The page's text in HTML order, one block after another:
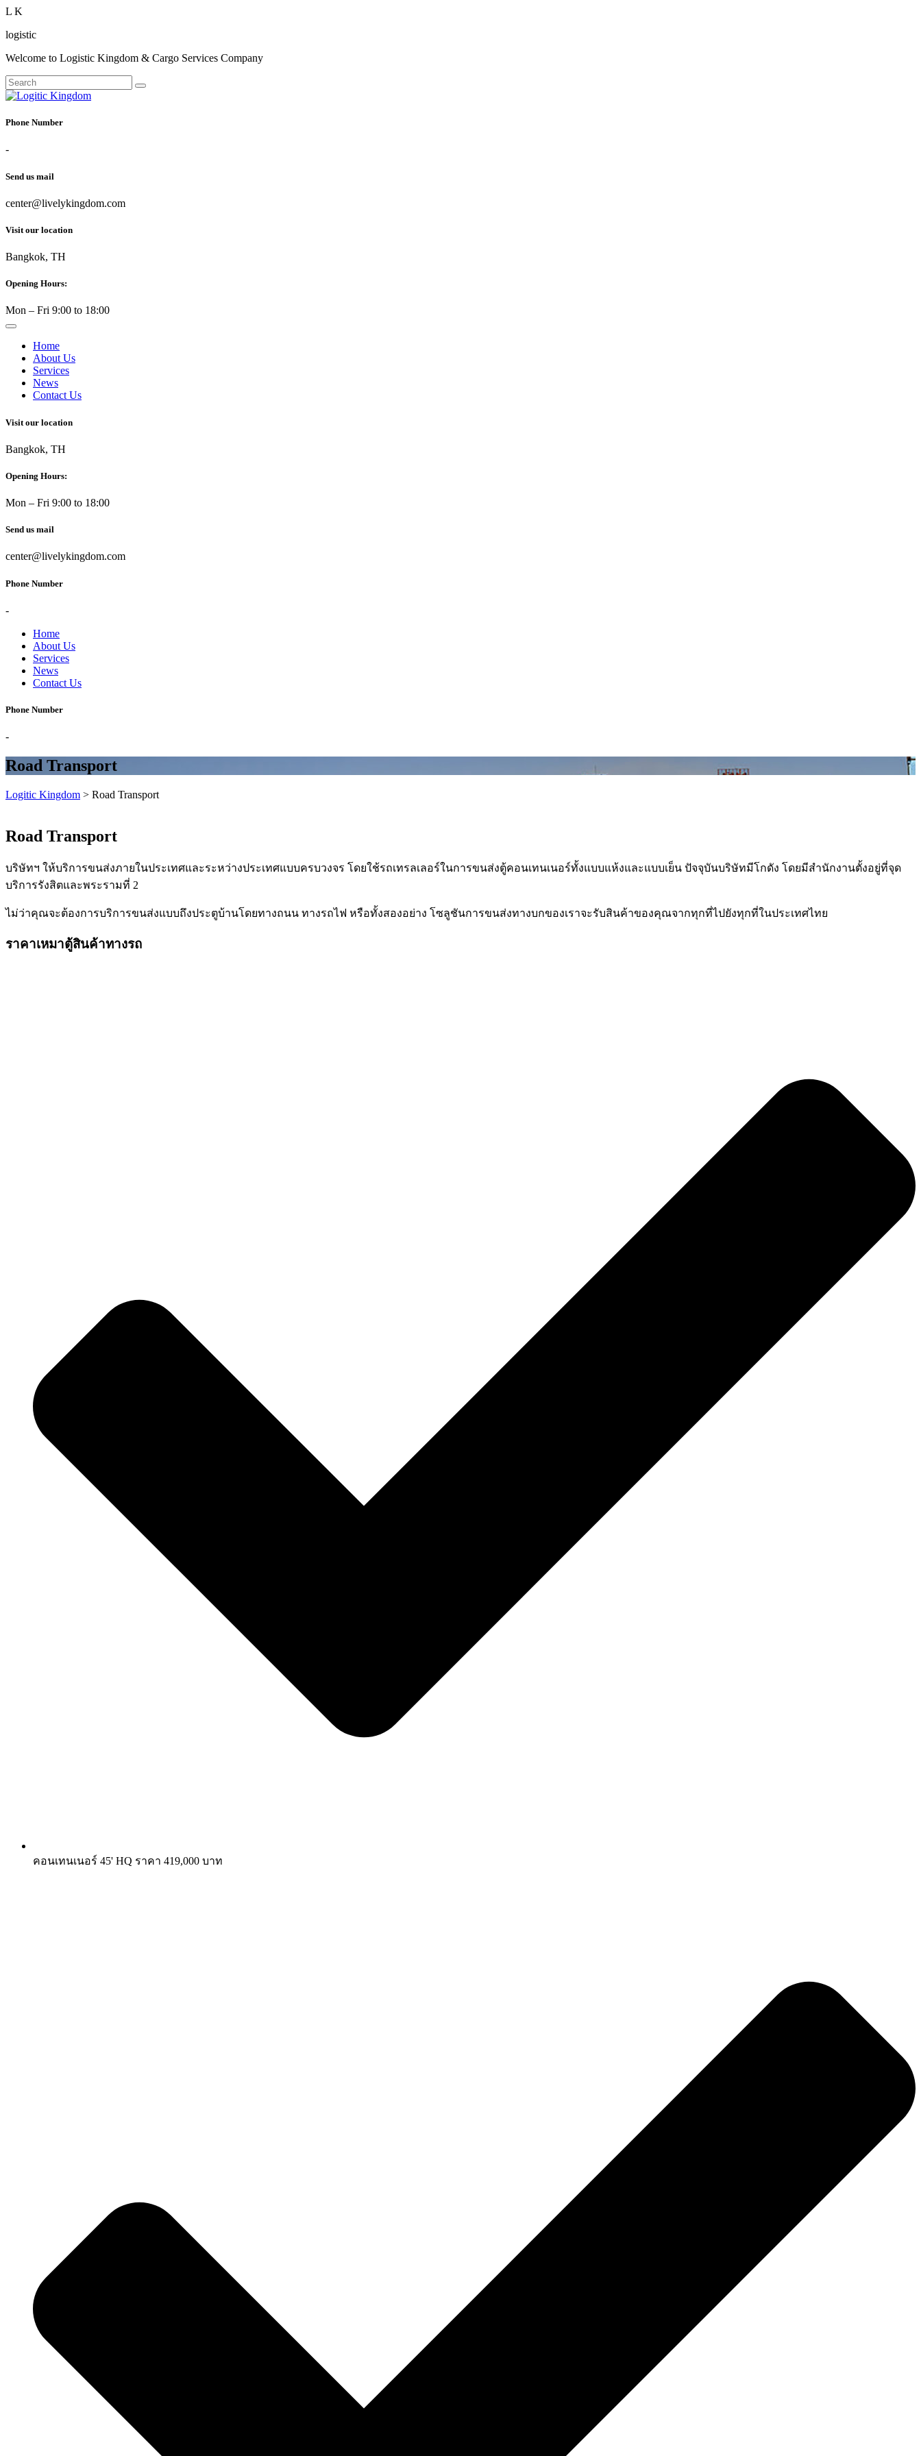
L K
logistic
Welcome to Logistic Kingdom & Cargo Services Company
Phone Number
-
Send us mail
center@livelykingdom.com
Visit our location
Bangkok, TH
Opening Hours:
Mon – Fri 9:00 to 18:00
Home
About Us
Services
News
Contact Us
Visit our location
Bangkok, TH
Opening Hours:
Mon – Fri 9:00 to 18:00
Send us mail
center@livelykingdom.com
Phone Number
-
Home
About Us
Services
News
Contact Us
Phone Number
-
Road Transport
Logitic Kingdom > Road Transport
Road Transport
บริษัทฯ ให้บริการขนส่งภายในประเทศและระหว่างประเทศแบบครบวงจร โดยใช้รถเทรลเลอร์ในการขนส่งตู้คอนเทนเนอร์ทั้งแบบแห้งและแบบเย็น ปัจจุบันบริษัทมีโกดัง โดยมีสำนักงานตั้งอยู่ที่จุด
บริการรังสิตและพระรามที่ 2
ไม่ว่าคุณจะต้องการบริการขนส่งแบบถึงประตูบ้านโดยทางถนน ทางรถไฟ หรือทั้งสองอย่าง โซลูชันการขนส่งทางบกของเราจะรับสินค้าของคุณจากทุกที่ไปยังทุกที่ในประเทศไทย
ราคาเหมาตู้สินค้าทางรถ
คอนเทนเนอร์ 45' HQ ราคา 419,000 บาท